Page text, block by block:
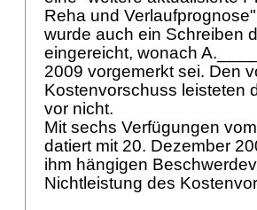
Reha und
wurde auch ein Schreiben
eingereicht, wonach
2009 vorgemerkt sei. Den
Kostenvorschuss leisteten
vor nicht.
Mit sechs Verfügungen
datiert mit 20. Dezember
ihm hängigen
Nichtleistung des